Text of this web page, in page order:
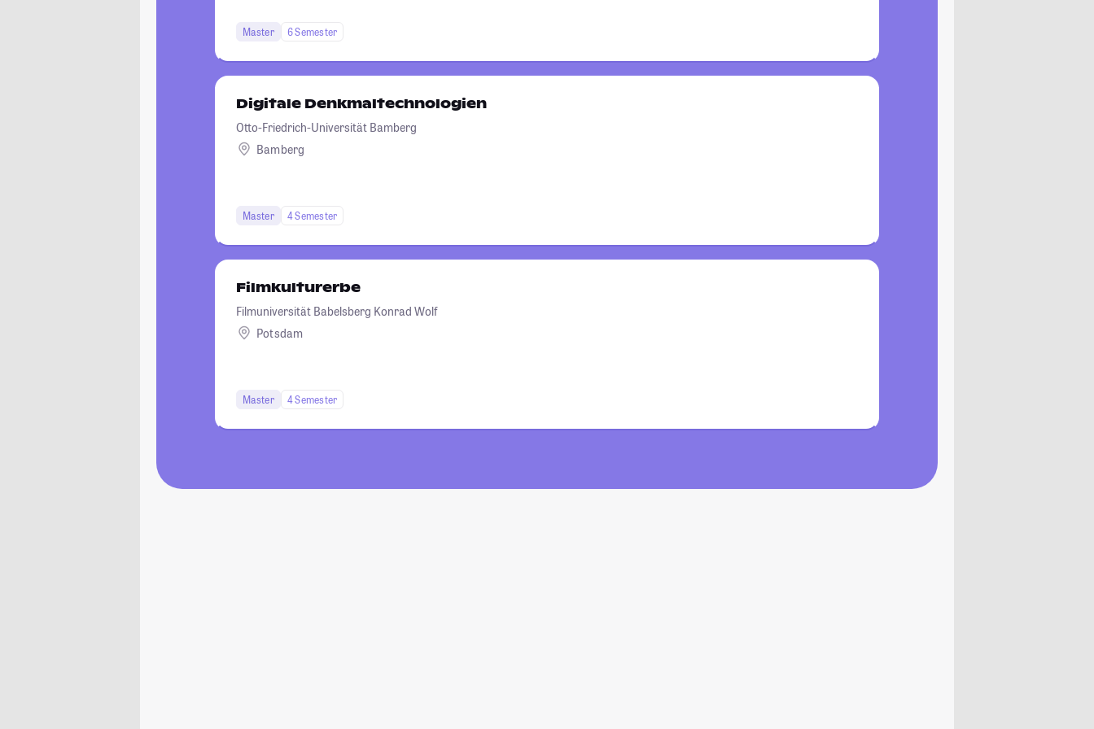
Master 6 Semester
Digitale Denkmaltechnologien
Otto-Friedrich-Universität Bamberg
Bamberg
Master 4 Semester
Filmkulturerbe
Filmuniversität Babelsberg Konrad Wolf
Potsdam
Master 4 Semester